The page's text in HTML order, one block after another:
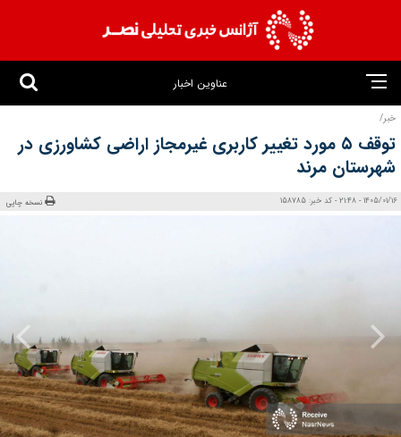
عناوین اخبار
خبر/
توقف ۵ مورد تغییر کاربری غیرمجاز اراضی کشاورزی در
شهرستان مرند
1405/01/16 - 21:48 - کد خبر: 158785 نسخه چاپی